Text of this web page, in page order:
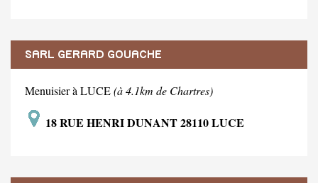
SARL GERARD GOUACHE
Menuisier à LUCE(à 4.1km de Chartres)
18 RUE HENRI DUNANT 28110 LUCE